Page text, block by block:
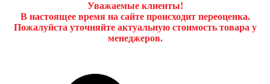
Уважаемые клиенты!
В настоящее время на сайте происходит переоценка.
Пожалуйста уточняйте актуальную стоимость товара у
менеджеров.